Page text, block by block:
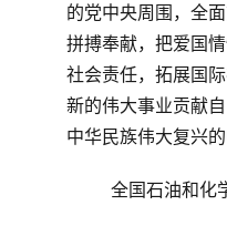
的党中央周围，全
拼搏奉献，把爱国
社会责任，拓展国
新的伟大事业贡献
中华民族伟大复兴
全国石油和化